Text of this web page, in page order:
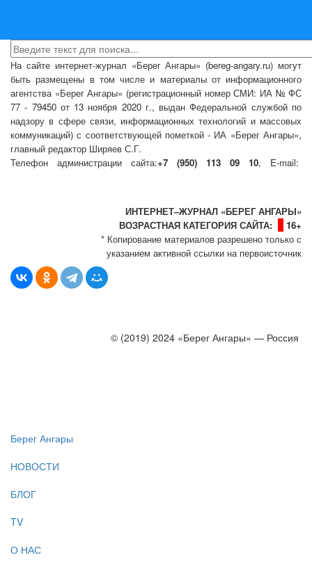
На сайте интернет-журнал «Берег Ангары» (bereg-angary.ru) могут
быть размещены в том числе и материалы от информационного
агентства «Берег Ангары» (регистрационный номер СМИ: ИА № ФС
77 - 79450 от 13 ноября 2020 г., выдан Федеральной службой по
надзору в сфере связи, информационных технологий и массовых
коммуникаций) с соответствующей пометкой - ИА «Берег Ангары»,
главный редактор Ширяев С.Г.
Телефон администрации сайта:+7 (950) 113 09 10, E-mail:
ИНТЕРНЕТ–ЖУРНАЛ «БЕРЕГ АНГАРЫ»
ВОЗРАСТНАЯ КАТЕГОРИЯ САЙТА:
16+
* Копирование материалов разрешено только с
указанием активной ссылки на первоисточник
© (2019) 2024 «Берег Ангары» — Россия
Берег Ангары
НОВОСТИ
БЛОГ
TV
О НАС